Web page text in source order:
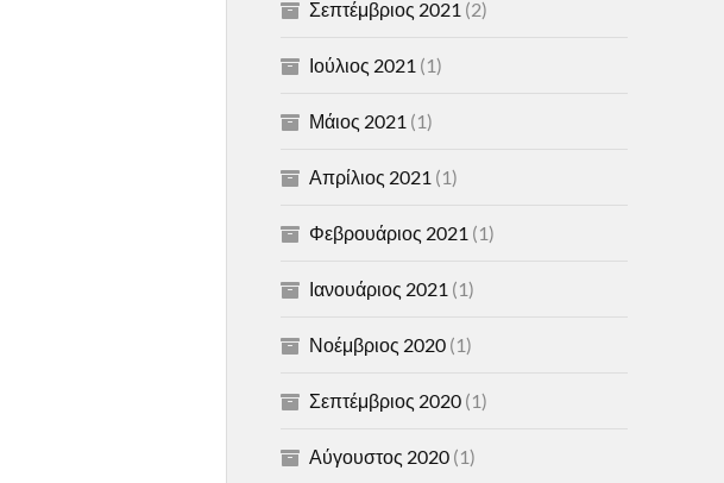
Σεπτέμβριος 2021 (2)
Ιούλιος 2021 (1)
Μάιος 2021 (1)
Απρίλιος 2021 (1)
Φεβρουάριος 2021 (1)
Ιανουάριος 2021 (1)
Νοέμβριος 2020(1)
Σεπτέμβριος 2020(1)
Αύγουστος 2020(1)